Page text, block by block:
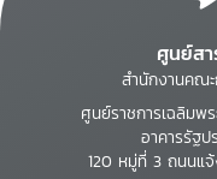
ศูนย์ส
สำนักงานคณ
ศูนย์ราชการเฉลิมพ
อาคารรัฐ
120 หมู่ที่ 3 ถนนแ